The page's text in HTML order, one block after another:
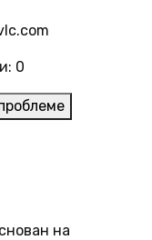
0
на